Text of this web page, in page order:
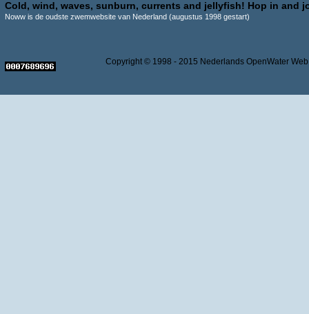
Cold, wind, waves, sunburn, currents and jellyfish! Hop in and
Noww is de oudste zwemwebsite van Nederland (augustus 1998 gestart)
Copyright © 1998 - 2015 Nederlands OpenWater